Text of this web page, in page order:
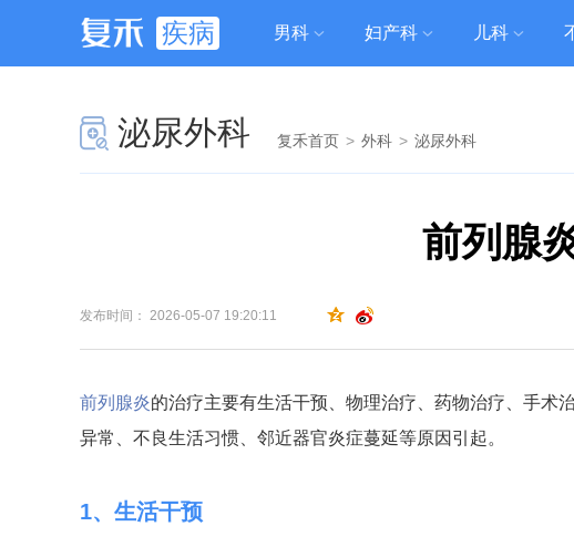
疾病 男科 妇产科 儿科
泌尿外科 复禾首页 > 外科 > 泌尿外科
前列腺
发布时间： 2026-05-07 19:20:11
前列腺炎的治疗主要有生活干预、物理治疗、药物治疗、手术
异常、不良生活习惯、邻近器官炎症蔓延等原因引起。
1、生活干预